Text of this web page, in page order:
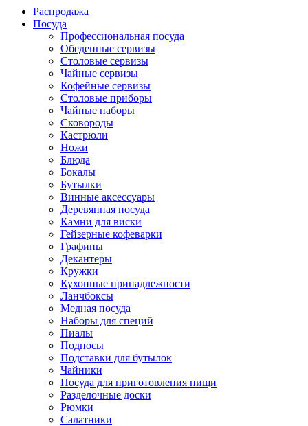
Распродажа
Посуда
Профессиональная посуда
Обеденные сервизы
Столовые сервизы
Чайные сервизы
Кофейные сервизы
Столовые приборы
Чайные наборы
Сковороды
Кастрюли
Ножи
Блюда
Бокалы
Бутылки
Винные аксессуары
Деревянная посуда
Камни для виски
Гейзерные кофеварки
Графины
Декантеры
Кружки
Кухонные принадлежности
Ланчбоксы
Медная посуда
Наборы для специй
Пиалы
Подносы
Подставки для бутылок
Чайники
Посуда для приготовления пищи
Разделочные доски
Рюмки
Салатники